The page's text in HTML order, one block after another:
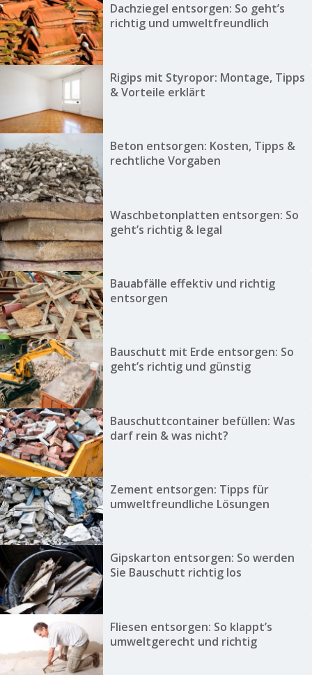
Dachziegel entsorgen: So geht’s
richtig und umweltfreundlich
Rigips mit Styropor: Montage, Tipps
& Vorteile erklärt
Beton entsorgen: Kosten, Tipps &
rechtliche Vorgaben
Waschbetonplatten entsorgen: So
geht’s richtig & legal
Bauabfälle effektiv und richtig
entsorgen
Bauschutt mit Erde entsorgen: So
geht’s richtig und günstig
Bauschuttcontainer befüllen: Was
darf rein & was nicht?
Zement entsorgen: Tipps für
umweltfreundliche Lösungen
Gipskarton entsorgen: So werden
Sie Bauschutt richtig los
Fliesen entsorgen: So klappt’s
umweltgerecht und richtig